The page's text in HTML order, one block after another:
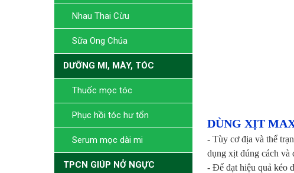
DÙNG XỊT
- Tùy cơ địa và thể
dụng xịt đúng cách và
- Để đạt hiệu quả kéo
Nhau Thai Cừu
Sữa Ong Chúa
DƯỠNG MI, MÀY, TÓC
Thuốc mọc tóc
Phục hồi tóc hư tổn
Serum mọc dài mi
TPCN GIÚP NỞ NGỰC